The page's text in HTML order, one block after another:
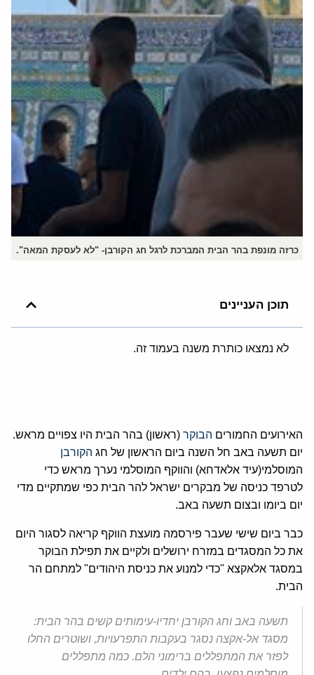
כרזה מונפת בהר הבית המברכת לרגל חג הקורבן- "לא לעסקת המאה".
תוכן העניינים
לא נמצאו כותרת משנה בעמוד זה.
האירועים החמורים הבוקר (ראשון) בהר הבית היו צפויים מראש.
יום תשעה באב חל השנה ביום הראשון של חג הקורבן
המוסלמי(עיד אלאדחא) והווקף המוסלמי נערך מראש כדי
לטרפד כניסה של מבקרים ישראל להר הבית כפי שמתקיים מדי
יום ביומו ובצום תשעה באב.
כבר ביום שישי שעבר פירסמה מועצת הווקף קריאה לסגור היום
את כל המסגדים במזרח ירושלים ולקיים את תפילת הבוקר
במסגד אלאקצא "כדי למנוע את כניסת היהודים" למתחם הר
הבית.
תשעה באב וחג הקורבן יחדיו-עימותים קשים בהר הבית:
מסגד אל-אקצה נסגר בעקבות התפרעויות, ושוטרים החלו
לפזר את המתפללים ברימוני הלם. כמה מתפללים